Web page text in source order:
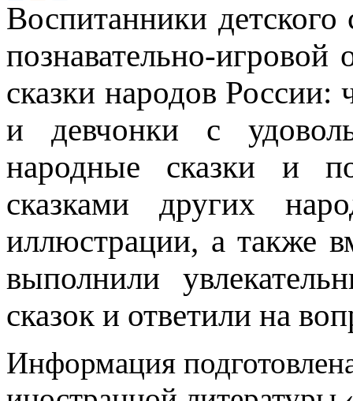
Воспитанники
познавательно-
сказки народов
и девчонки с
народные сказки и
сказками других
иллюстрации, а также
выполнили
сказок и ответили на
Информация